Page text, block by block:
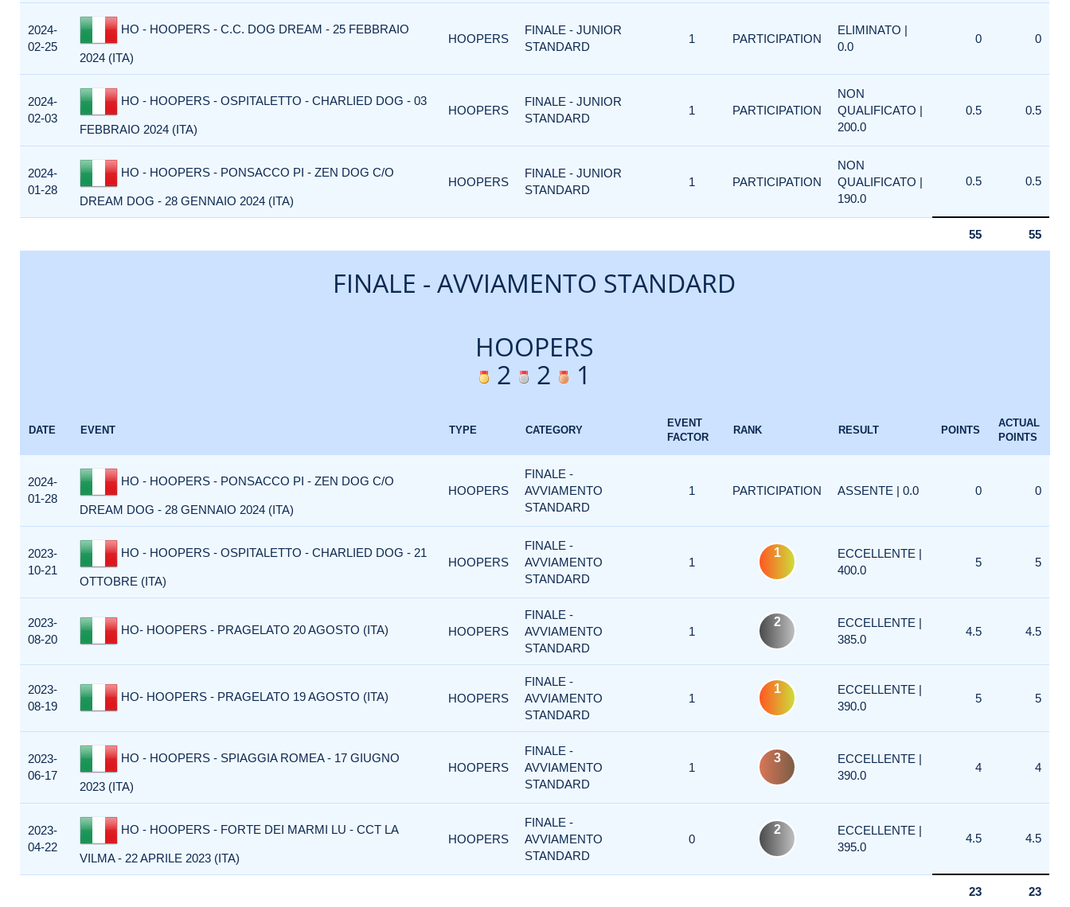
2024-
02-25
HO - HOOPERS - C.C. DOG DREAM - 25 FEBBRAIO
2024 (ITA)
HOOPERS
FINALE - JUNIOR
STANDARD
1 PARTICIPATION
ELIMINATO |
0.0
0 0
2024-
02-03
HO - HOOPERS - OSPITALETTO - CHARLIED DOG - 03
FEBBRAIO 2024 (ITA)
HOOPERS
FINALE - JUNIOR
STANDARD
1 PARTICIPATION
NON
QUALIFICATO |
200.0
0.5 0.5
2024-
01-28
HO - HOOPERS - PONSACCO PI - ZEN DOG C/O
DREAM DOG - 28 GENNAIO 2024 (ITA)
HOOPERS
FINALE - JUNIOR
STANDARD
1 PARTICIPATION
NON
QUALIFICATO |
190.0
0.5 0.5
55 55
FINALE - AVVIAMENTO STANDARD
HOOPERS
2
2 1
DATE EVENT TYPE CATEGORY
EVENT
FACTOR
RANK RESULT POINTS
ACTUAL
POINTS
2024-
01-28
HO - HOOPERS - PONSACCO PI - ZEN DOG C/O
DREAM DOG - 28 GENNAIO 2024 (ITA)
HOOPERS
FINALE -
AVVIAMENTO
STANDARD
1 PARTICIPATION ASSENTE | 0.0 0 0
2023-
10-21
HO - HOOPERS - OSPITALETTO - CHARLIED DOG - 21
OTTOBRE (ITA)
HOOPERS
FINALE -
AVVIAMENTO
STANDARD
1
1
ECCELLENTE |
400.0
5 5
2023-
08-20
HO- HOOPERS - PRAGELATO 20 AGOSTO (ITA) HOOPERS
FINALE -
AVVIAMENTO
STANDARD
1
2
ECCELLENTE |
385.0
4.5 4.5
2023-
08-19
HO- HOOPERS - PRAGELATO 19 AGOSTO (ITA) HOOPERS
FINALE -
AVVIAMENTO
STANDARD
1
1
ECCELLENTE |
390.0
5 5
2023-
06-17
HO - HOOPERS - SPIAGGIA ROMEA - 17 GIUGNO
2023 (ITA)
HOOPERS
FINALE -
AVVIAMENTO
STANDARD
1
3
ECCELLENTE |
390.0
4 4
2023-
04-22
HO - HOOPERS - FORTE DEI MARMI LU - CCT LA
VILMA - 22 APRILE 2023 (ITA)
HOOPERS
FINALE -
AVVIAMENTO
STANDARD
0
2
ECCELLENTE |
395.0
4.5 4.5
23 23